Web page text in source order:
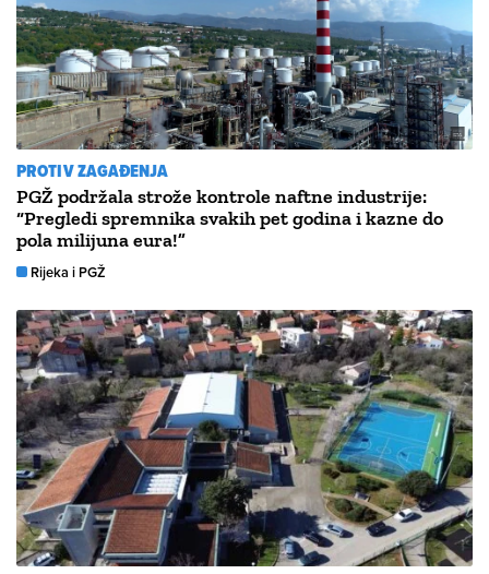
PROTIV ZAGAĐENJA
PGŽ podržala strože kontrole naftne industrije:
“Pregledi spremnika svakih pet godina i kazne do
pola milijuna eura!”
Rijeka i PGŽ